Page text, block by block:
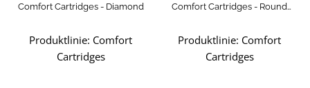
Comfort Cartridges - Diamond
Produktlinie: Comfort
Cartridges
Comfort Cartridges - Round
Produktlinie: Comfort
Cartridges